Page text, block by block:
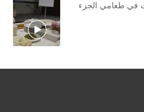
في طعامي الجزء